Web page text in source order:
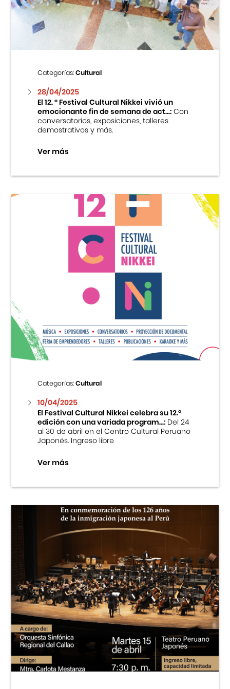
Centro Cultural Peruano Japonés
Museo de la Inmigración Japonesa
Fondo Editorial
Teatro Peruano Japonés
Categorías:Cultural
28/04/2025
El 12. ° Festival Cultural Nikkei vivió un
emocionante fin de semana de act...:Con
conversatorios, exposiciones, talleres
demostrativos y más.
Ver más
Categorías:Cultural
10/04/2025
El Festival Cultural Nikkei celebra su 12.ª
edición con una variada program...:Del 24
al 30 de abril en el Centro Cultural Peruano
Japonés. Ingreso libre
Ver más